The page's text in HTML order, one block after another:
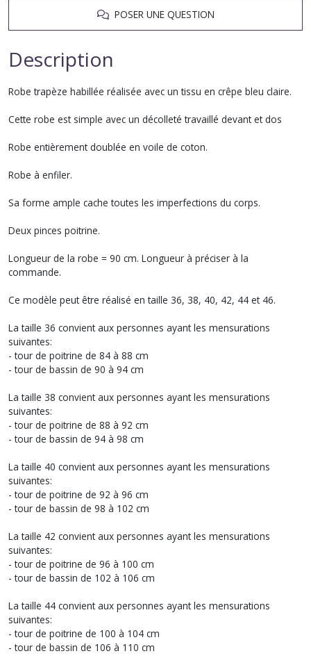
POSER UNE QUESTION
Description
Robe trapèze habillée réalisée avec un tissu en crêpe bleu claire.
Cette robe est simple avec un décolleté travaillé devant et dos
Robe entièrement doublée en voile de coton.
Robe à enfiler.
Sa forme ample cache toutes les imperfections du corps.
Deux pinces poitrine.
Longueur de la robe = 90 cm. Longueur à préciser à la
commande.
Ce modèle peut être réalisé en taille 36, 38, 40, 42, 44 et 46.
La taille 36 convient aux personnes ayant les mensurations
suivantes:
- tour de poitrine de 84 à 88 cm
- tour de bassin de 90 à 94 cm
La taille 38 convient aux personnes ayant les mensurations
suivantes:
- tour de poitrine de 88 à 92 cm
- tour de bassin de 94 à 98 cm
La taille 40 convient aux personnes ayant les mensurations
suivantes:
- tour de poitrine de 92 à 96 cm
- tour de bassin de 98 à 102 cm
La taille 42 convient aux personnes ayant les mensurations
suivantes:
- tour de poitrine de 96 à 100 cm
- tour de bassin de 102 à 106 cm
La taille 44 convient aux personnes ayant les mensurations
suivantes:
- tour de poitrine de 100 à 104 cm
- tour de bassin de 106 à 110 cm